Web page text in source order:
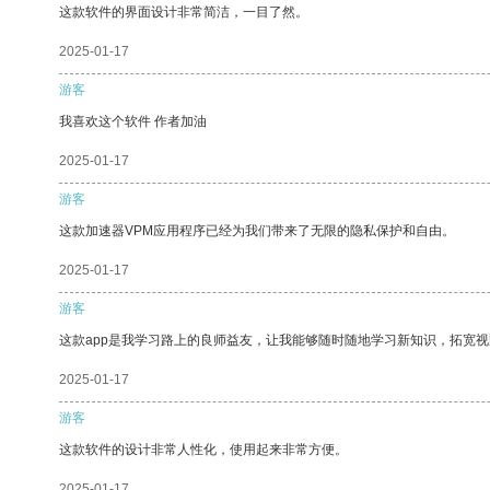
这款软件的界面设计非常简洁，一目了然。
2025-01-17
游客
我喜欢这个软件 作者加油
2025-01-17
游客
这款加速器VPM应用程序已经为我们带来了无限的隐私保护和自由。
2025-01-17
游客
这款app是我学习路上的良师益友，让我能够随时随地学习新知识，拓宽
2025-01-17
游客
这款软件的设计非常人性化，使用起来非常方便。